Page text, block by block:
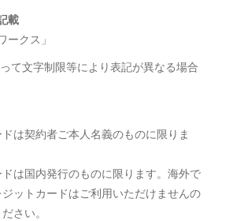
載
ークス」
て文字制限等により表記が異なる場合
は契約者ご本人名義のものに限りま
は国内発行のものに限ります。海外で
ットカードはご利用いただけませんの
さい。